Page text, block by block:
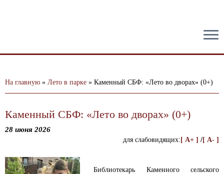
На главную » Лето в парке » Каменный СБФ: «Лето во дворах» (0+)
Каменный СБФ: «Лето во дворах» (0+)
28 июня 2026
для слабовидящих: [ A+ ] /[ A- ]
Библиотекарь Каменного сельского